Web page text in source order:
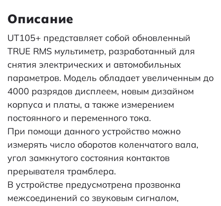
Описание
UT105+ представляет собой обновленный
TRUE RMS мультиметр, разработанный для
снятия электрических и автомобильных
параметров. Модель обладает увеличенным до
4000 разрядов дисплеем, новым дизайном
корпуса и платы, а также измерением
постоянного и переменного тока.
При помощи данного устройство можно
измерять число оборотов коленчатого вала,
угол замкнутого состояния контактов
прерывателя трамблера.
В устройстве предусмотрена прозвонка
межсоединений со звуковым сигналом,